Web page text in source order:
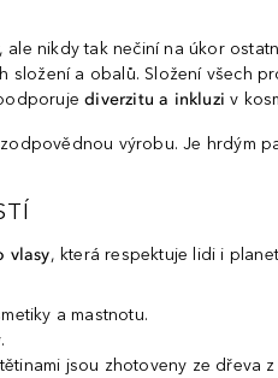
nikdy tak nečiní na úkor
složení a obalů. Složení všech
diverzitu a inkluzi v
výrobu.​ Je hrdým
vlasy, která respektuje lidi i
a mastnotu.
jsou zhotoveny ze dřeva